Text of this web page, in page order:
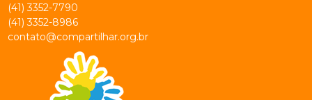
(41) 3352-7790
(41) 3352-8986
contato@compartilhar.org.br